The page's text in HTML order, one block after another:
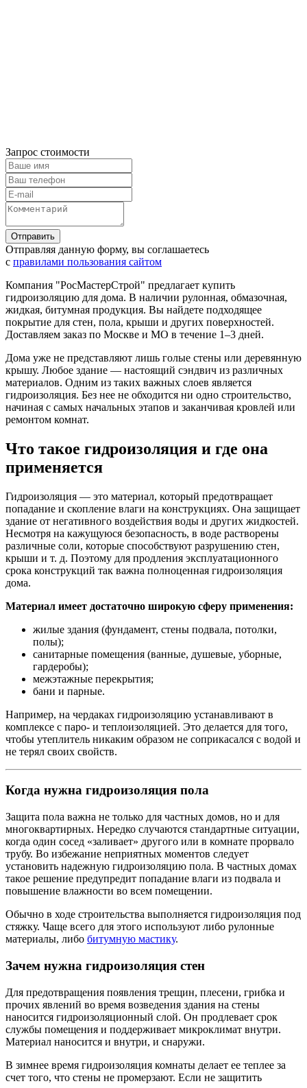
Запрос стоимости
Отправляя данную форму, вы соглашаетесь
с правилами пользования сайтом
Компания "РосМастерСтрой" предлагает купить
гидроизоляцию для дома. В наличии рулонная, обмазочная,
жидкая, битумная продукция. Вы найдете подходящее
покрытие для стен, пола, крыши и других поверхностей.
Доставляем заказ по Москве и МО в течение 1–3 дней.
Дома уже не представляют лишь голые стены или деревянную
крышу. Любое здание — настоящий сэндвич из различных
материалов. Одним из таких важных слоев является
гидроизоляция. Без нее не обходится ни одно строительство,
начиная с самых начальных этапов и заканчивая кровлей или
ремонтом комнат.
Что такое гидроизоляция и где она
применяется
Гидроизоляция — это материал, который предотвращает
попадание и скопление влаги на конструкциях. Она защищает
здание от негативного воздействия воды и других жидкостей.
Несмотря на кажущуюся безопасность, в воде растворены
различные соли, которые способствуют разрушению стен,
крыши и т. д. Поэтому для продления эксплуатационного
срока конструкций так важна полноценная гидроизоляция
дома.
Материал имеет достаточно широкую сферу применения:
жилые здания (фундамент, стены подвала, потолки,
полы);
санитарные помещения (ванные, душевые, уборные,
гардеробы);
межэтажные перекрытия;
бани и парные.
Например, на чердаках гидроизоляцию устанавливают в
комплексе с паро- и теплоизоляцией. Это делается для того,
чтобы утеплитель никаким образом не соприкасался с водой и
не терял своих свойств.
Когда нужна гидроизоляция пола
Защита пола важна не только для частных домов, но и для
многоквартирных. Нередко случаются стандартные ситуации,
когда один сосед «заливает» другого или в комнате прорвало
трубу. Во избежание неприятных моментов следует
установить надежную гидроизоляцию пола. В частных домах
такое решение предупредит попадание влаги из подвала и
повышение влажности во всем помещении.
Обычно в ходе строительства выполняется гидроизоляция под
стяжку. Чаще всего для этого используют либо рулонные
материалы, либо битумную мастику.
Зачем нужна гидроизоляция стен
Для предотвращения появления трещин, плесени, грибка и
прочих явлений во время возведения здания на стены
наносится гидроизоляционный слой. Он продлевает срок
службы помещения и поддерживает микроклимат внутри.
Материал наносится и внутри, и снаружи.
В зимнее время гидроизоляция комнаты делает ее теплее за
счет того, что стены не промерзают. Если не защитить